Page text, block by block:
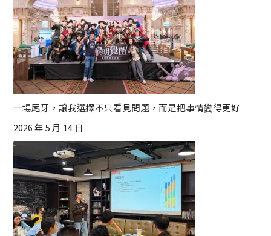
一場尾牙，讓我選擇不只看見問題，而是把事情變得更好
2026 年 5 月 14 日